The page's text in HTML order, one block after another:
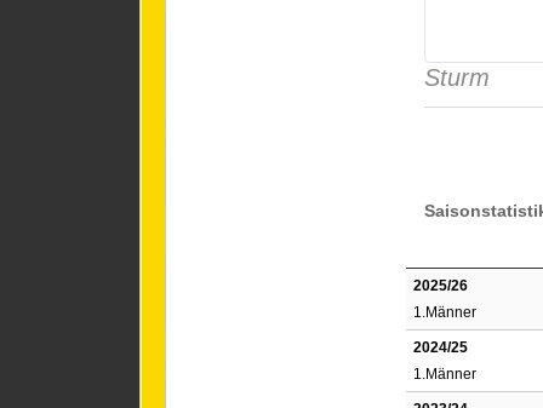
Sturm
2025/26
1.Männer
2024/25
1.Männer